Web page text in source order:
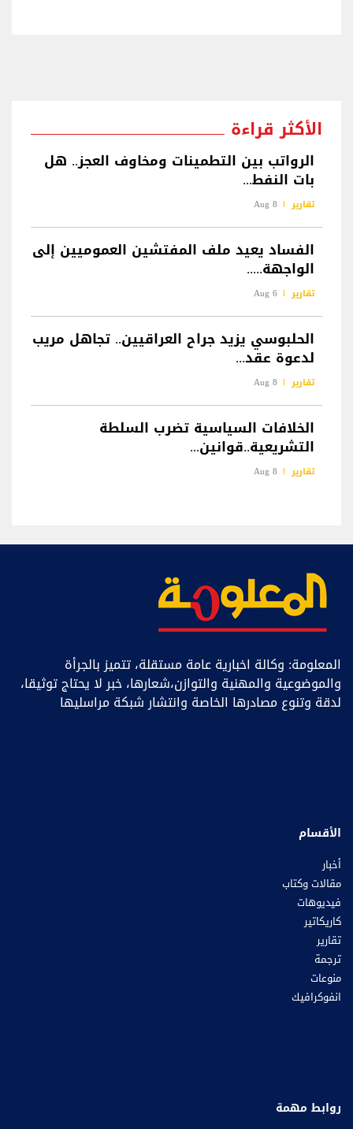
الأكثر قراءة
الرواتب بين التطمينات ومخاوف العجز.. هل
بات النفط...
تقارير 8 Aug
الفساد يعيد ملف المفتشين العموميين إلى
الواجهة.....
تقارير 6 Aug
الحلبوسي يزيد جراح العراقيين.. تجاهل مريب
لدعوة عقد...
تقارير 8 Aug
الخلافات السياسية تضرب السلطة
التشريعية..قوانين...
تقارير 8 Aug
المعلومة: وكالة اخبارية عامة مستقلة، تتميز بالجرأة
والموضوعية والمهنية والتوازن،شعارها، خبر ﻻ يحتاج توثيقا،
لدقة وتنوع مصادرها الخاصة وانتشار شبكة مراسليها
الأقسام
أخبار
مقالات وكتاب
فيديوهات
كاريكاتير
تقارير
ترجمة
منوعات
انفوكرافيك
روابط مهمة